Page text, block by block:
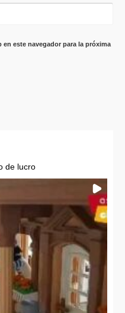
este navegador para la próxima
de lucro